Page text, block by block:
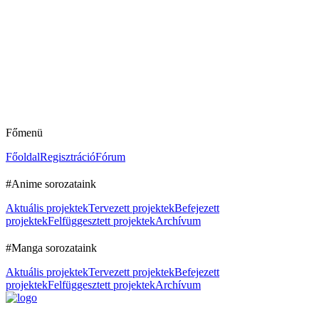
Főmenü
FőoldalRegisztrációFórum
#Anime sorozataink
Aktuális projektekTervezett projektekBefejezett
projektekFelfüggesztett projektekArchívum
#Manga sorozataink
Aktuális projektekTervezett projektekBefejezett
projektekFelfüggesztett projektekArchívum